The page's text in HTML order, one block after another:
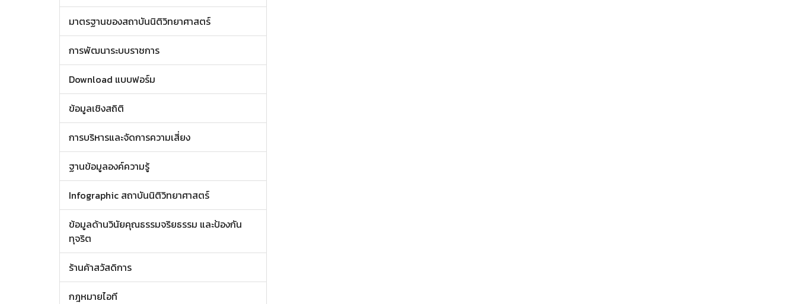
มาตรฐานของสถาบันนิติวิทยาศาสตร์
การพัฒนาระบบราชการ
Download แบบฟอร์ม
ข้อมูลเชิงสถิติ
การบริหารและจัดการความเสี่ยง
ฐานข้อมูลองค์ความรู้
Infographic สถาบันนิติวิทยาศาสตร์
ข้อมูลด้านวินัยคุณธรรมจริยธรรม และป้องกัน
ทุจริต
ร้านค้าสวัสดิการ
กฎหมายไอที